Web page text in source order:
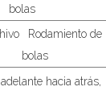
bolas
Rodamiento de
bolas
hacia atrás,